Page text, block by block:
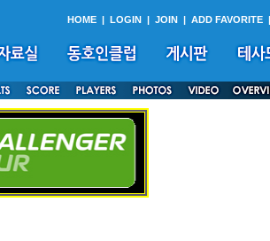
HOME | LOGIN | JOIN | ADD FAVORITE |